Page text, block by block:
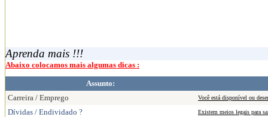
Aprenda mais !!!
Abaixo colocamos mais algumas dicas :
Assunto:
Carreira / Emprego
Você está disponível ou
Dívidas / Endividado ? Existem meios legais para